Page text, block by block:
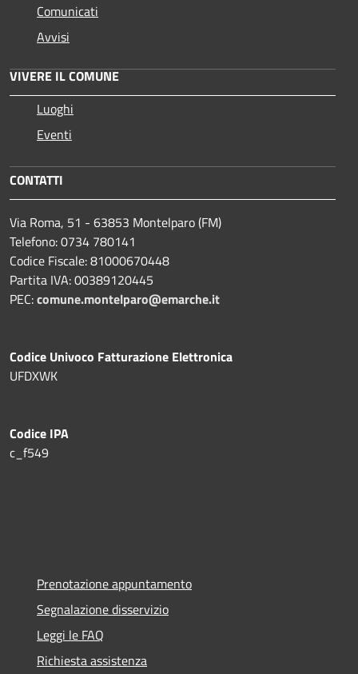
Comunicati
Avvisi
VIVERE IL COMUNE
Luoghi
Eventi
CONTATTI
Via Roma, 51 - 63853 Montelparo (FM)
Telefono: 0734 780141
Codice Fiscale: 81000670448
Partita IVA: 00389120445
PEC:comune.montelparo@emarche.it
Codice Univoco Fatturazione Elettronica
UFDXWK
Codice IPA
c_f549
Prenotazione appuntamento
Segnalazione disservizio
Leggi le FAQ
Richiesta assistenza